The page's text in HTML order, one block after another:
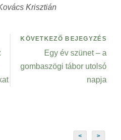
Krisztián
KÖVETKEZŐ BEJEGYZÉS
Egy év szünet – a
gombaszögi tábor utolsó
napja
< >